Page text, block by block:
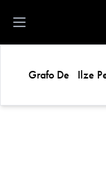
Open main menu
Grafo De Ilze